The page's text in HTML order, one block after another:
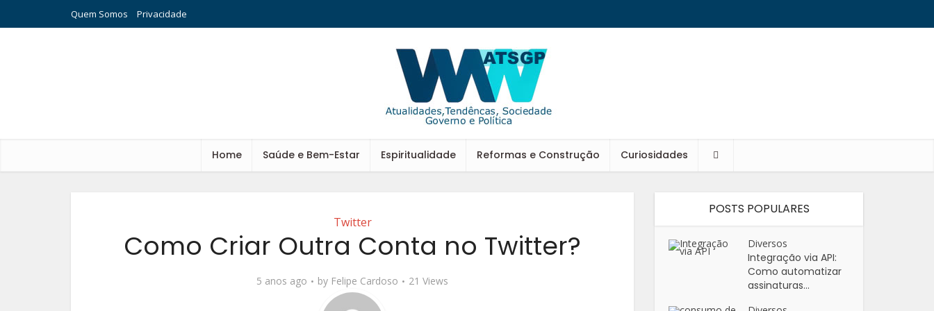
Quem Somos Privacidade
Home Saúde e Bem-Estar Espiritualidade Reformas e Construção Curiosidades
Twitter
Como Criar Outra Conta no Twitter?
5 anos ago by Felipe Cardoso 21 Views
POSTS POPULARES
Diversos
Integração via API:
Como automatizar
assinaturas...